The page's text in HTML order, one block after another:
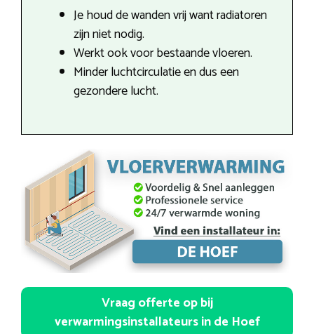
Je houd de wanden vrij want radiatoren
zijn niet nodig.
Werkt ook voor bestaande vloeren.
Minder luchtcirculatie en dus een
gezondere lucht.
Vraag offerte op bij
verwarmingsinstallateurs in de Hoef